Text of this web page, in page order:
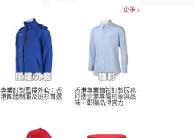
更多
專業訂製風褸外套：香
港團體制服及班衫首選
香港專業恤衫訂製服務 -
打造企業專屬形象與品
味，彰顯品牌實力